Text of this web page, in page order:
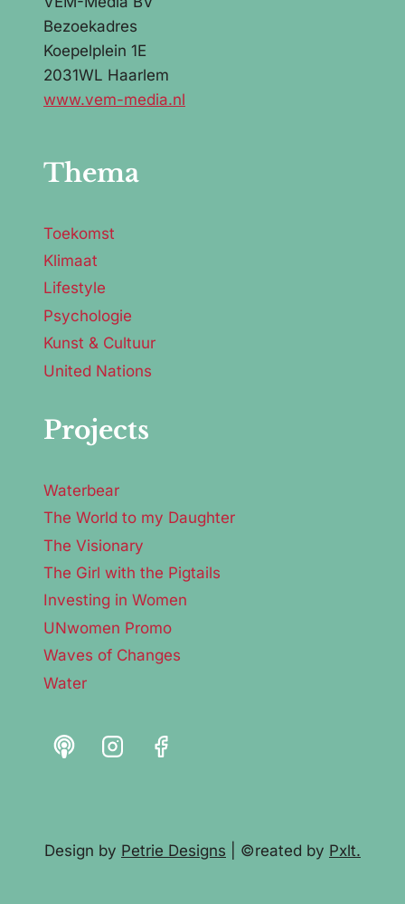
Bezoekadres
Koepelplein 1E
2031WL Haarlem
www.vem-media.nl
Thema
Toekomst
Klimaat
Lifestyle
Psychologie
Kunst & Cultuur
United Nations
Projects
Waterbear
The World to my Daughter
The Visionary
The Girl with the Pigtails
Investing in Women
UNwomen Promo
Waves of Changes
Water
Design by Petrie Designs | ©reated by Pxlt.